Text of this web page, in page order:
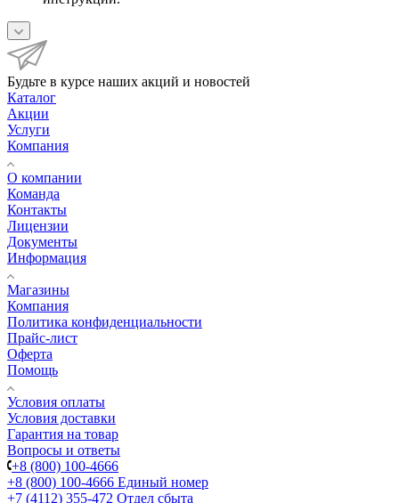
Будьте в курсе наших акций и новостей
Каталог
Акции
Услуги
Компания
О компании
Команда
Контакты
Лицензии
Документы
Информация
Магазины
Компания
Политика конфиденциальности
Прайс-лист
Оферта
Помощь
Условия оплаты
Условия доставки
Гарантия на товар
Вопросы и ответы
+8 (800) 100-4666
+8 (800) 100-4666 Единый номер
+7 (4112) 355-472 Отдел сбыта